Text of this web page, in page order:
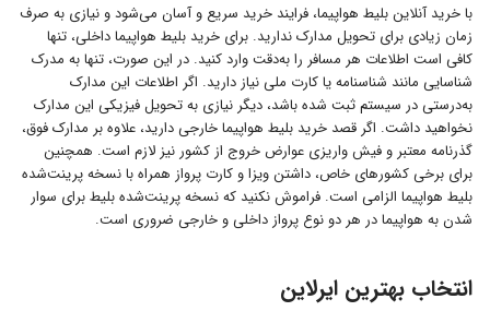
با خرید آنلاین بلیط هواپیما، فرایند خرید سریع و آسان می‌شود و نیازی به صرف
زمان زیادی برای تحویل مدارک ندارید. برای خرید بلیط هواپیما داخلی، تنها
کافی است اطلاعات هر مسافر را به‌دقت وارد کنید. در این صورت، تنها به مدرک
شناسایی مانند شناسنامه یا کارت ملی نیاز دارید. اگر اطلاعات این مدارک
به‌درستی در سیستم ثبت شده باشد، دیگر نیازی به تحویل فیزیکی این مدارک
نخواهید داشت. اگر قصد خرید بلیط هواپیما خارجی دارید، علاوه بر مدارک فوق،
گذرنامه معتبر و فیش واریزی عوارض خروج از کشور نیز لازم است. همچنین
برای برخی کشورهای خاص، داشتن ویزا و کارت پرواز همراه با نسخه پرینت‌شده
بلیط هواپیما الزامی است. فراموش نکنید که نسخه پرینت‌شده بلیط برای سوار
شدن به هواپیما در هر دو نوع پرواز داخلی و خارجی ضروری است.
انتخاب بهترین ایرلاین